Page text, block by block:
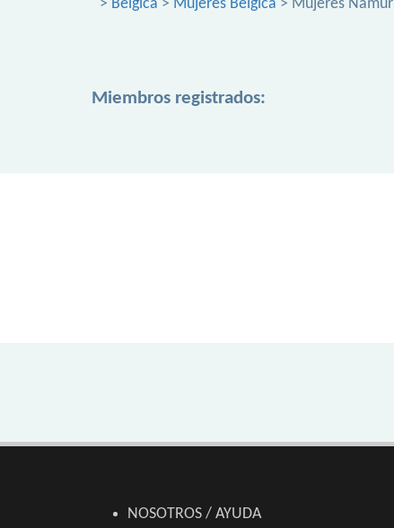
> Bélgica > Mujeres Bélgica > Mujeres Namur
Miembros registrados:
NOSOTROS / AYUDA